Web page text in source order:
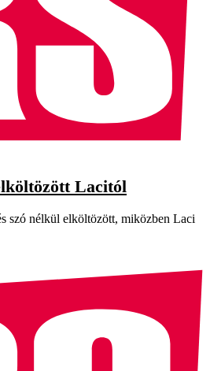
Lacitól
szó nélkül elköltözött, miközben Laci